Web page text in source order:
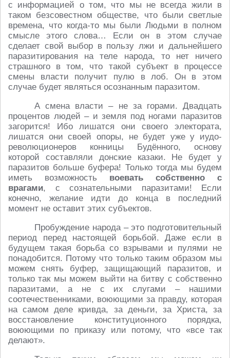
с информацией о том, что мы не всегда жили в
таком безсовестном обществе, что были светлые
времена, что когда-то мы были Людьми в полном
смысле этого слова… Если он в этом случае
сделает свой выбор в пользу лжи и дальнейшего
паразитирования на теле народа, то нет ничего
страшного в том, что такой субъект в процессе
смены власти получит пулю в лоб. Он в этом
случае будет являться осознанным паразитом.
А смена власти – не за горами. Двадцать
процентов людей – и земля под ногами паразитов
загорится! Ибо лишатся они своего электората,
лишатся они своей опоры, не будет уже у иудо-
революционеров конницы Будённого, основу
которой составляли донские казаки. Не будет у
паразитов больше буфера! Только тогда мы будем
иметь возможность воевать собственно с
врагами, с сознательными паразитами! Если
конечно, желание идти до конца в последний
момент не оставит этих субъектов.
Пробуждение народа – это подготовительный
период перед настоящей борьбой. Даже если в
будущем такая борьба со взрывами и пулями не
понадобится. Потому что только таким образом мы
можем снять буфер, защищающий паразитов, и
только так мы можем выйти на битву с собственно
паразитами, а не с их слугами – нашими
соотечественниками, воюющими за правду, которая
на самом деле кривда, за деньги, за Христа, за
восстановление конституционного порядка,
воюющими по приказу или потому, что «все так
делают».